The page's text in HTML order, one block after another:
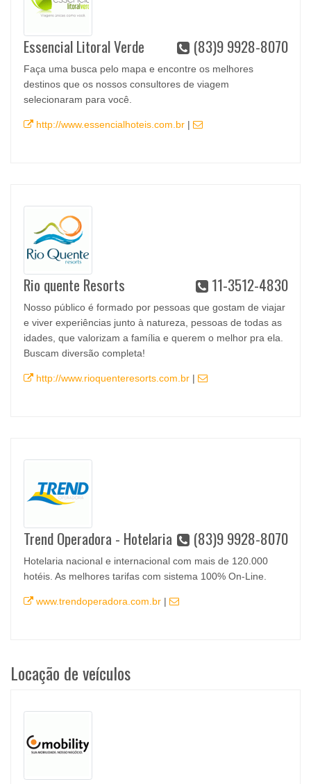
Essencial Litoral Verde (83)9 9928-8070
Faça uma busca pelo mapa e encontre os melhores
destinos que os nossos consultores de viagem
selecionaram para você.
http://www.essencialhoteis.com.br|
Rio quente Resorts 11-3512-4830
Nosso público é formado por pessoas que gostam de viajar
e viver experiências junto à natureza, pessoas de todas as
idades, que valorizam a família e querem o melhor pra ela.
Buscam diversão completa!
http://www.rioquenteresorts.com.br|
Trend Operadora - Hotelaria (83)9 9928-8070
Hotelaria nacional e internacional com mais de 120.000
hotéis. As melhores tarifas com sistema 100% On-Line.
www.trendoperadora.com.br|
Locação de veículos